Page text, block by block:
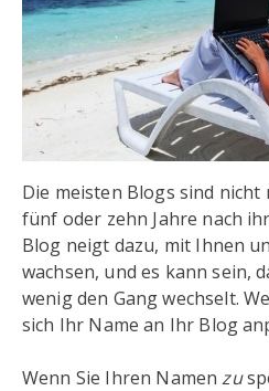
Die meisten Blogs sind nicht
fünf oder zehn Jahre nach
Blog neigt dazu, mit Ihnen
wachsen, und es kann sein,
wenig den Gang wechselt.
sich Ihr Name an Ihr Blog
Wenn Sie Ihren Namenzu